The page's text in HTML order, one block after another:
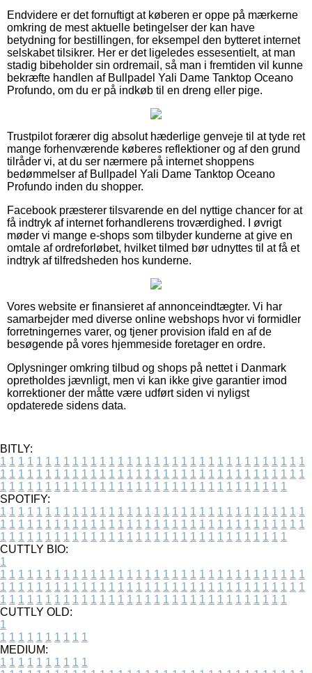
Endvidere er det fornuftigt at køberen er oppe på mærkerne
omkring de mest aktuelle betingelser der kan have
betydning for bestillingen, for eksempel den bytteret internet
selskabet tilsikrer. Her er det ligeledes essesentielt, at man
stadig bibeholder sin ordremail, så man i fremtiden vil kunne
bekræfte handlen af Bullpadel Yali Dame Tanktop Oceano
Profundo, om du er på indkøb til en dreng eller pige.
Trustpilot forærer dig absolut hæderlige genveje til at tyde ret
mange forhenværende køberes reflektioner og af den grund
tilråder vi, at du ser nærmere på internet shoppens
bedømmelser af Bullpadel Yali Dame Tanktop Oceano
Profundo inden du shopper.
Facebook præsterer tilsvarende en del nyttige chancer for at
få indtryk af internet forhandlerens troværdighed. I øvrigt
møder vi mange e-shops som tilbyder kunderne at give en
omtale af ordreforløbet, hvilket tilmed bør udnyttes til at få et
indtryk af tilfredsheden hos kunderne.
Vores website er finansieret af annonceindtægter. Vi har
samarbejder med diverse online webshops hvor vi formidler
forretningernes varer, og tjener provision ifald en af de
besøgende på vores hjemmeside foretager en ordre.
Oplysninger omkring tilbud og shops på nettet i Danmark
opretholdes jævnligt, men vi kan ikke give garantier imod
korrektioner der måtte være udført siden vi nyligst
opdaterede sidens data.
BITLY:
1 1 1 1 1 1 1 1 1 1 1 1 1 1 1 1 1 1 1 1 1 1 1 1 1 1 1 1 1 1 1 1 1 1
1 1 1 1 1 1 1 1 1 1 1 1 1 1 1 1 1 1 1 1 1 1 1 1 1 1 1 1 1 1 1 1 1 1
1 1 1 1 1 1 1 1 1 1 1 1 1 1 1 1 1 1 1 1 1 1 1 1 1 1 1 1 1 1 1 1
SPOTIFY:
1 1 1 1 1 1 1 1 1 1 1 1 1 1 1 1 1 1 1 1 1 1 1 1 1 1 1 1 1 1 1 1 1 1
1 1 1 1 1 1 1 1 1 1 1 1 1 1 1 1 1 1 1 1 1 1 1 1 1 1 1 1 1 1 1 1 1 1
1 1 1 1 1 1 1 1 1 1 1 1 1 1 1 1 1 1 1 1 1 1 1 1 1 1 1 1 1 1 1 1
CUTTLY BIO:
1
1 1 1 1 1 1 1 1 1 1 1 1 1 1 1 1 1 1 1 1 1 1 1 1 1 1 1 1 1 1 1 1 1 1
1 1 1 1 1 1 1 1 1 1 1 1 1 1 1 1 1 1 1 1 1 1 1 1 1 1 1 1 1 1 1 1 1 1
1 1 1 1 1 1 1 1 1 1 1 1 1 1 1 1 1 1 1 1 1 1 1 1 1 1 1 1 1 1 1 1
CUTTLY OLD:
1
1 1 1 1 1 1 1 1 1 1
MEDIUM:
1 1 1 1 1 1 1 1 1 1